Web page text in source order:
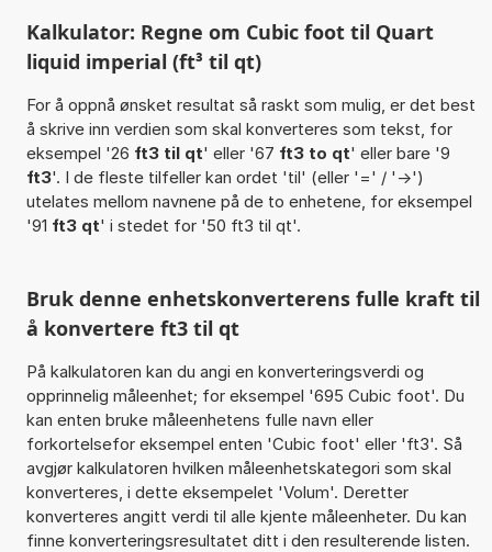
Kalkulator: Regne om Cubic foot til Quart
liquid imperial (ft³ til qt)
For å oppnå ønsket resultat så raskt som mulig, er det best
å skrive inn verdien som skal konverteres som tekst, for
eksempel '26 ft3 til qt' eller '67 ft3 to qt' eller bare '9
ft3'. I de fleste tilfeller kan ordet 'til' (eller '=' / '->')
utelates mellom navnene på de to enhetene, for eksempel
'91 ft3 qt' i stedet for '50 ft3 til qt'.
Bruk denne enhetskonverterens fulle kraft til
å konvertere ft3 til qt
På kalkulatoren kan du angi en konverteringsverdi og
opprinnelig måleenhet; for eksempel '695 Cubic foot'. Du
kan enten bruke måleenhetens fulle navn eller
forkortelsefor eksempel enten 'Cubic foot' eller 'ft3'. Så
avgjør kalkulatoren hvilken måleenhetskategori som skal
konverteres, i dette eksempelet 'Volum'. Deretter
konverteres angitt verdi til alle kjente måleenheter. Du kan
finne konverteringsresultatet ditt i den resulterende listen.